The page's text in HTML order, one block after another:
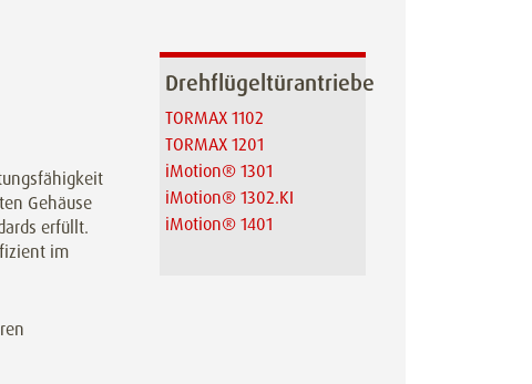
Gehäuse
erfüllt.
im
Drehflügeltürantriebe
TORMAX 1102
TORMAX 1201
iMotion® 1301
iMotion® 1302.KI
iMotion® 1401